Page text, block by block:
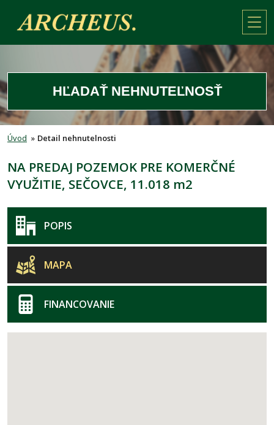
HĽADAŤ NEHNUTEĽNOSŤ
Úvod » Detail nehnutelnosti
NA PREDAJ POZEMOK PRE KOMERČNÉ
VYUŽITIE, SEČOVCE, 11.018 m2
POPIS
MAPA
FINANCOVANIE